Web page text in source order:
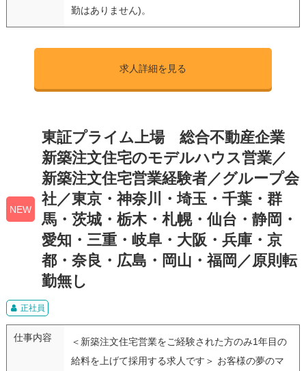
勤はありません)。
求人詳細を見る
NEW
東証プライム上場 総合不動産企業
新築注文住宅のモデルハウス営業／
新築注文住宅営業経験者／グループ会
社／東京・神奈川・埼玉・千葉・群
馬・茨城・栃木・札幌・仙台・静岡・
愛知・三重・岐阜・大阪・兵庫・京
都・奈良・広島・岡山・福岡／原則転
勤無し
正社員
仕事内容
＜新築注文住宅営業をご経験された方のみ1年目の
給料を上げて採用する求人です＞ お客様の夢のマ